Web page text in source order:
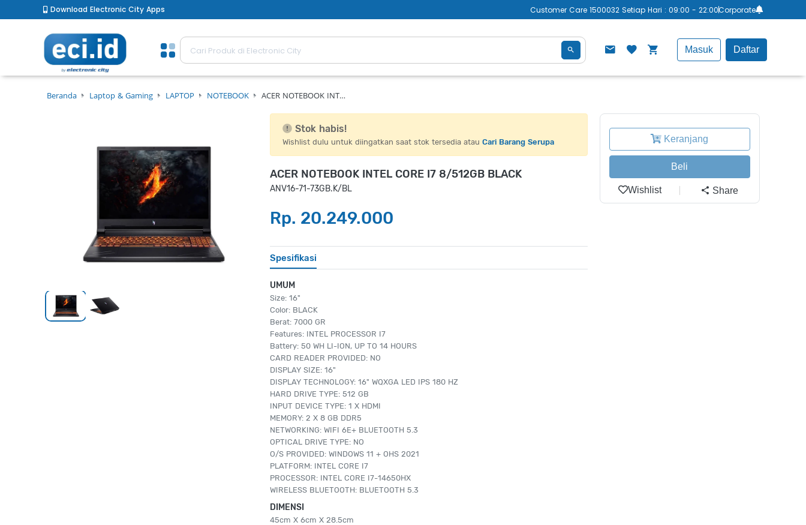
Download Electronic City Apps Customer Care 1500032 Setiap Hari : 09:00 - 22:00Corporate
Masuk Daftar
Beranda Laptop & Gaming LAPTOP NOTEBOOK ACER NOTEBOOK INT…
Stok habis!
Wishlist dulu untuk diingatkan saat stok tersedia atauCari Barang Serupa
ACER NOTEBOOK INTEL CORE I7 8/512GB BLACK
ANV16-71-73GB.K/BL
Rp. 20.249.000
Spesifikasi
UMUM
Size: 16"
Color: BLACK
Berat: 7000 GR
Features: INTEL PROCESSOR I7
Battery: 50 WH LI-ION, UP TO 14 HOURS
CARD READER PROVIDED: NO
DISPLAY SIZE: 16"
DISPLAY TECHNOLOGY: 16" WQXGA LED IPS 180 HZ
HARD DRIVE TYPE: 512 GB
INPUT DEVICE TYPE: 1 X HDMI
MEMORY: 2 X 8 GB DDR5
NETWORKING: WIFI 6E+ BLUETOOTH 5.3
OPTICAL DRIVE TYPE: NO
O/S PROVIDED: WINDOWS 11 + OHS 2021
PLATFORM: INTEL CORE I7
PROCESSOR: INTEL CORE I7-14650HX
WIRELESS BLUETOOTH: BLUETOOTH 5.3
DIMENSI
45cm X 6cm X 28.5cm
Keranjang
Beli
Wishlist Share